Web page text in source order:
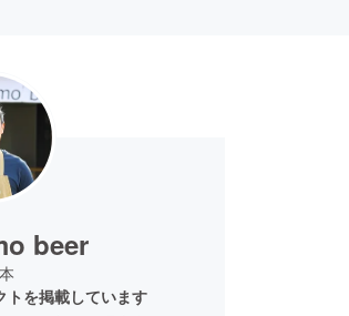
beer
トを掲載しています